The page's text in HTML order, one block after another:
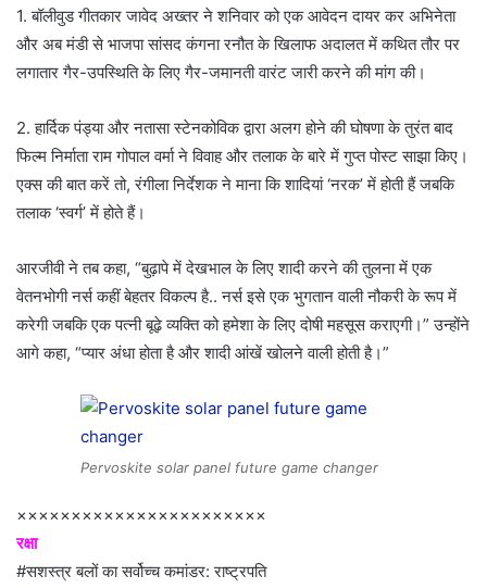
1. बॉलीवुड गीतकार जावेद अख्तर ने शनिवार को एक आवेदन दायर कर अभिनेता
और अब मंडी से भाजपा सांसद कंगना रनौत के खिलाफ अदालत में कथित तौर पर
लगातार गैर-उपस्थिति के लिए गैर-जमानती वारंट जारी करने की मांग की।
2. हार्दिक पंड्या और नतासा स्टेनकोविक द्वारा अलग होने की घोषणा के तुरंत बाद
फिल्म निर्माता राम गोपाल वर्मा ने विवाह और तलाक के बारे में गुप्त पोस्ट साझा किए।
एक्स की बात करें तो, रंगीला निर्देशक ने माना कि शादियां ‘नरक’ में होती हैं जबकि
तलाक ‘स्वर्ग’ में होते हैं।
आरजीवी ने तब कहा, “बुढ़ापे में देखभाल के लिए शादी करने की तुलना में एक
वेतनभोगी नर्स कहीं बेहतर विकल्प है.. नर्स इसे एक भुगतान वाली नौकरी के रूप में
करेगी जबकि एक पत्नी बूढ़े व्यक्ति को हमेशा के लिए दोषी महसूस कराएगी।” उन्होंने
आगे कहा, “प्यार अंधा होता है और शादी आंखें खोलने वाली होती है।”
Pervoskite solar panel future game changer
×××××××××××××××××××××××
रक्षा
#सशस्त्र बलों का सर्वोच्च कमांडर: राष्ट्रपति